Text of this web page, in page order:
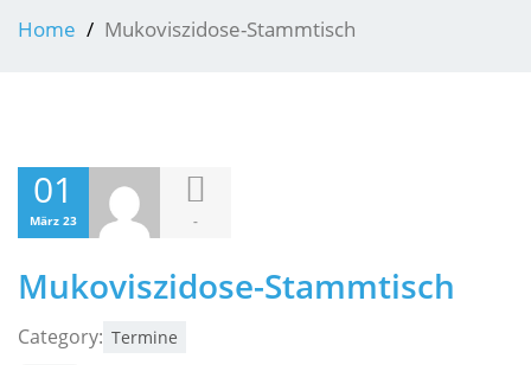
Home Mukoviszidose-Stammtisch
01
März 23 -
Mukoviszidose-Stammtisch
Category: Termine